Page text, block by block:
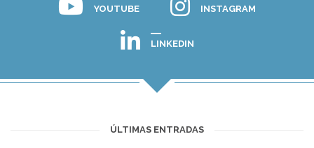
YOUTUBE INSTAGRAM
LINKEDIN
ÚLTIMAS ENTRADAS